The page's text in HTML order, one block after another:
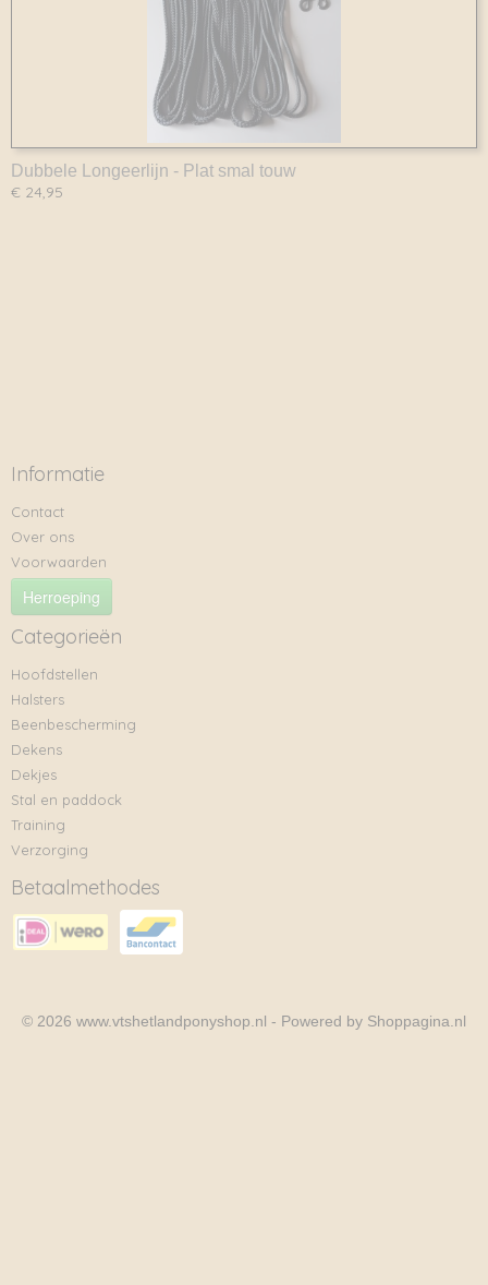
Dubbele Longeerlijn - Plat smal touw
€ 24,95
Informatie
Contact
Over ons
Voorwaarden
Herroeping
Categorieën
Hoofdstellen
Halsters
Beenbescherming
Dekens
Dekjes
Stal en paddock
Training
Verzorging
Betaalmethodes
© 2026 www.vtshetlandponyshop.nl - Powered by Shoppagina.nl